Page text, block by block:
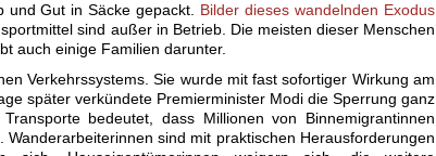
und Gut in Säcke gepackt. Bilder dieses wandelnden Exodus
sind außer in Betrieb. Die meisten dieser Menschen
auch einige Familien darunter.
Verkehrssystems. Sie wurde mit fast sofortiger Wirkung am
später verkündete Premierminister Modi die Sperrung ganz
bedeutet, dass Millionen von Binnemigrantinnen
sind mit praktischen Herausforderungen